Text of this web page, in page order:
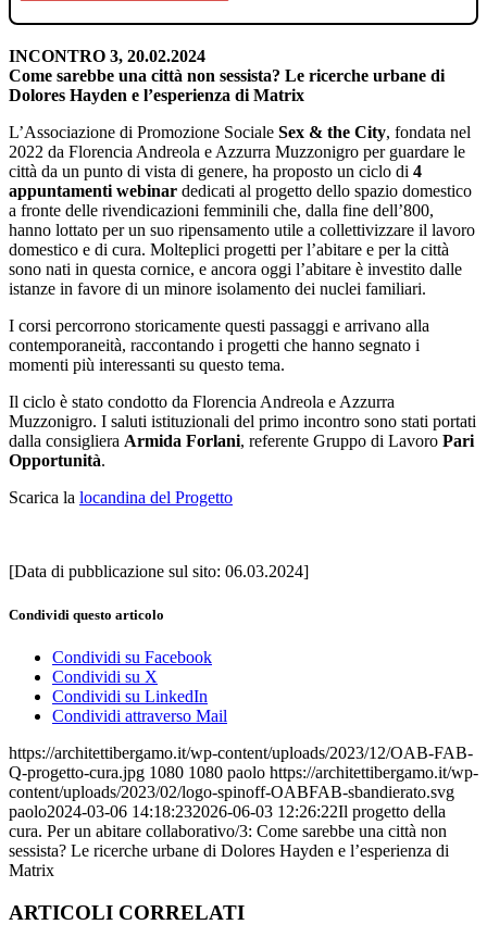
INCONTRO 3, 20.02.2024
Come sarebbe una città non sessista? Le ricerche urbane di
Dolores Hayden e l’esperienza di Matrix
L’Associazione di Promozione Sociale Sex & the City, fondata nel
2022 da Florencia Andreola e Azzurra Muzzonigro per guardare le
città da un punto di vista di genere, ha proposto un ciclo di 4
appuntamenti webinar dedicati al progetto dello spazio domestico
a fronte delle rivendicazioni femminili che, dalla fine dell’800,
hanno lottato per un suo ripensamento utile a collettivizzare il lavoro
domestico e di cura. Molteplici progetti per l’abitare e per la città
sono nati in questa cornice, e ancora oggi l’abitare è investito dalle
istanze in favore di un minore isolamento dei nuclei familiari.
I corsi percorrono storicamente questi passaggi e arrivano alla
contemporaneità, raccontando i progetti che hanno segnato i
momenti più interessanti su questo tema.
Il ciclo è stato condotto da Florencia Andreola e Azzurra
Muzzonigro. I saluti istituzionali del primo incontro sono stati portati
dalla consigliera Armida Forlani, referente Gruppo di Lavoro Pari
Opportunità.
Scarica la locandina del Progetto
[Data di pubblicazione sul sito: 06.03.2024]
Condividi questo articolo
Condividi su Facebook
Condividi su X
Condividi su LinkedIn
Condividi attraverso Mail
https://architettibergamo.it/wp-content/uploads/2023/12/OAB-FAB-
Q-progetto-cura.jpg 1080 1080 paolo https://architettibergamo.it/wp-
content/uploads/2023/02/logo-spinoff-OABFAB-sbandierato.svg
paolo2024-03-06 14:18:232026-06-03 12:26:22Il progetto della
cura. Per un abitare collaborativo/3: Come sarebbe una città non
sessista? Le ricerche urbane di Dolores Hayden e l’esperienza di
Matrix
ARTICOLI CORRELATI